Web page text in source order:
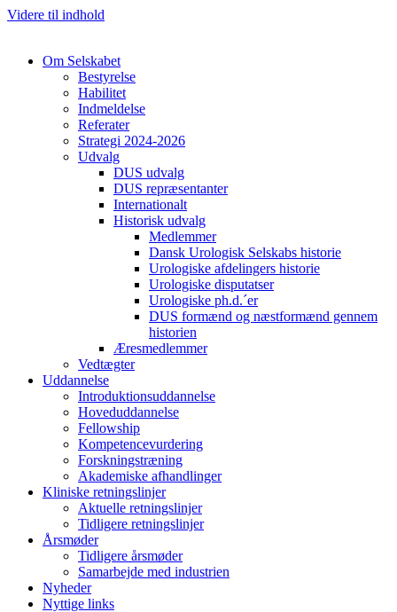
Videre til indhold
Om Selskabet
Bestyrelse
Habilitet
Indmeldelse
Referater
Strategi 2024-2026
Udvalg
DUS udvalg
DUS repræsentanter
Internationalt
Historisk udvalg
Medlemmer
Dansk Urologisk Selskabs historie
Urologiske afdelingers historie
Urologiske disputatser
Urologiske ph.d.´er
DUS formænd og næstformænd gennem
historien
Æresmedlemmer
Vedtægter
Uddannelse
Introduktionsuddannelse
Hoveduddannelse
Fellowship
Kompetencevurdering
Forskningstræning
Akademiske afhandlinger
Kliniske retningslinjer
Aktuelle retningslinjer
Tidligere retningslinjer
Årsmøder
Tidligere årsmøder
Samarbejde med industrien
Nyheder
Nyttige links